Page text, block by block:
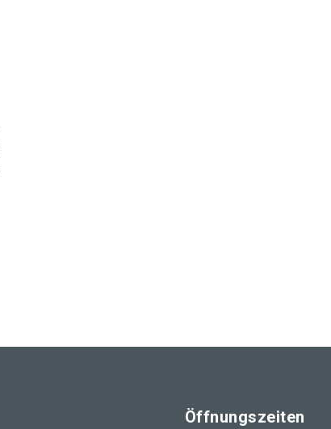
Öffnungszeiten